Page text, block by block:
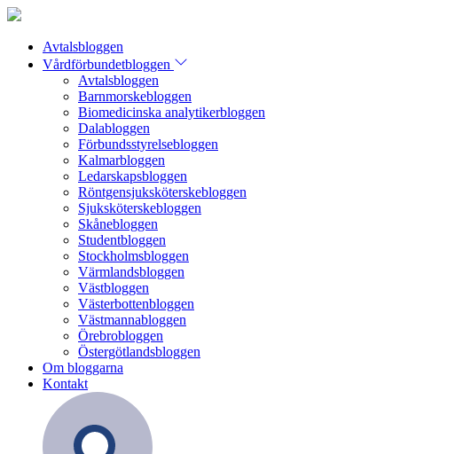
Avtalsbloggen
Vårdförbundetbloggen
Avtalsbloggen
Barnmorskebloggen
Biomedicinska analytikerbloggen
Dalabloggen
Förbundsstyrelsebloggen
Kalmarbloggen
Ledarskapsbloggen
Röntgensjuksköterskebloggen
Sjuksköterskebloggen
Skånebloggen
Studentbloggen
Stockholmsbloggen
Värmlandsbloggen
Västbloggen
Västerbottenbloggen
Västmannabloggen
Örebrobloggen
Östergötlandsbloggen
Om bloggarna
Kontakt